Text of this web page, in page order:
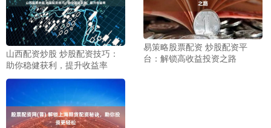
山西配资炒股 炒股配资技巧：
助你稳健获利，提升收益率
易策略股票配资 炒股配资平
台：解锁高收益投资之路